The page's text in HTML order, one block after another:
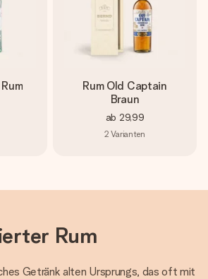
Rum Old Captain
Braun
ab 29,99
2 Varianten
Rum
Getränk alten Ursprungs, das oft mit